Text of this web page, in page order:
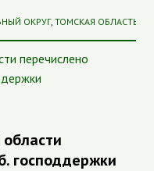
ОКРУГ, ТОМСКАЯ ОБЛАСТЬ
господдержки